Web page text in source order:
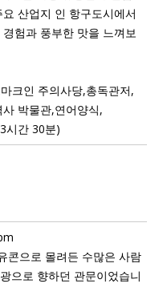
산업지 인 항구도시에서
험과 풍부한 맛을 느껴보
크인 주의사당,총독관저,
박물관,연어양식,
시간 30분)
콘으로 몰려든 수많은 사람
으로 향하던 관문이었습니